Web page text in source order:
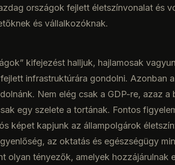
országok fejlett életszínvonalat és
és vállalkozóknak.
kifejezést halljuk, hajlamosak
infrastruktúrára gondolni. Azonban
Nem elég csak a GDP-re, azaz a
egy szelete a tortának. Fontos
képet kapjunk az állampolgárok
az oktatás és egészségügy
olyan tényezők, amelyek hozzájárulnak